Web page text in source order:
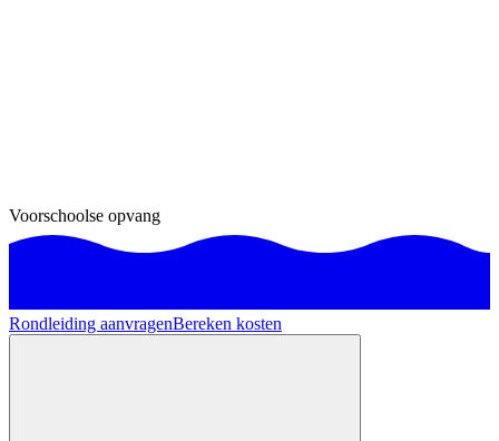
Voorschoolse opvang
Rondleiding aanvragenBereken kosten